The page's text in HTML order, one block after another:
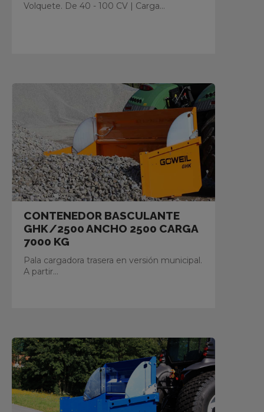
Volquete. De 40 - 100 CV | Carga...
CONTENEDOR BASCULANTE
GHK/2500 ANCHO 2500 CARGA
7000 KG
Pala cargadora trasera en versión municipal.
A partir...